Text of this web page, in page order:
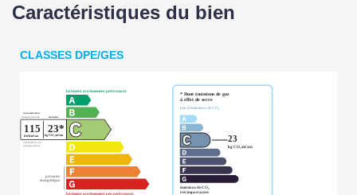
Caractéristiques du bien
CLASSES DPE/GES